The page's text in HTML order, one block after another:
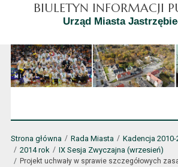
BIULETYN INFORMACJI
Urząd Miasta
Strona główna Rada Miasta Kadencja 2010-
2014 rok
IX Sesja Zwyczajna (wrzesień)
Projekt uchwały w sprawie szczegółowych